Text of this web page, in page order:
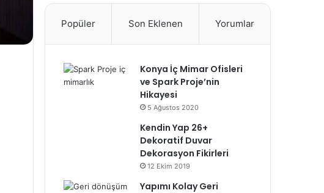
Popüler Son Eklenen Yorumlar
Konya İç Mimar Ofisleri
ve Spark Proje’nin
Hikayesi
5 Ağustos 2020
Kendin Yap 26+
Dekoratif Duvar
Dekorasyon Fikirleri
12 Ekim 2019
Yapımı Kolay Geri